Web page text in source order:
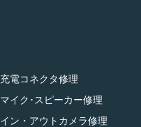
充電コネクタ修理
マイク･スピーカー修理
イン・アウトカメラ修理